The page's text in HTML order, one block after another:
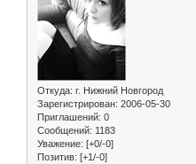
Откуда: г. Нижний Новгород
Зарегистрирован: 2006-05-30
Приглашений: 0
Сообщений: 1183
Уважение: [+0/-0]
Позитив: [+1/-0]